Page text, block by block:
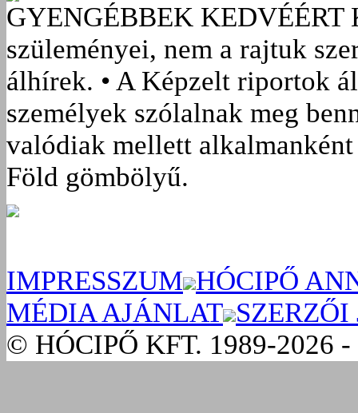
GYENGÉBBEK KEDVÉÉRT
szüleményei, nem a rajtuk
álhírek. • A Képzelt riportok
személyek szólalnak meg
valódiak mellett
Föld gömbölyű.
IMPRESSZUM HÓCIPŐ
MÉDIA AJÁNLAT SZERZŐI
© HÓCIPŐ KFT. 1989-2026